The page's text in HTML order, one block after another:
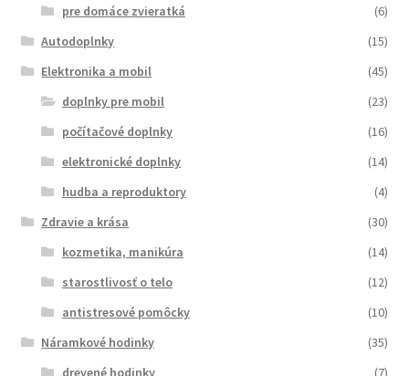
pre domáce zvieratká
(6)
Autodoplnky
(15)
Elektronika a mobil
(45)
doplnky pre mobil
(23)
počítačové doplnky
(16)
elektronické doplnky
(14)
hudba a reproduktory
(4)
Zdravie a krása
(30)
kozmetika, manikúra
(14)
starostlivosť o telo
(12)
antistresové pomôcky
(10)
Náramkové hodinky
(35)
drevené hodinky
(7)